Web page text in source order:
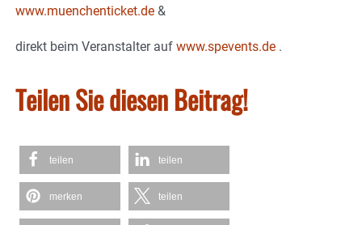
www.muenchenticket.de &
direkt beim Veranstalter auf www.spevents.de .
Teilen Sie diesen Beitrag!
teilen teilen
merken teilen